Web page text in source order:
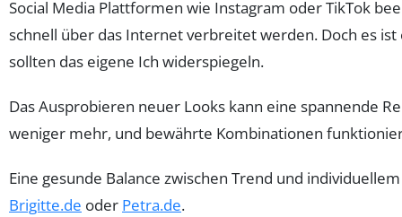
Social Media Plattformen wie Instagram oder TikTok
schnell über das Internet verbreitet werden. Doch es
sollten das eigene Ich widerspiegeln.
Das Ausprobieren neuer Looks kann eine spannende
weniger mehr, und bewährte Kombinationen
Eine gesunde Balance zwischen Trend und
Brigitte.de oder Petra.de.